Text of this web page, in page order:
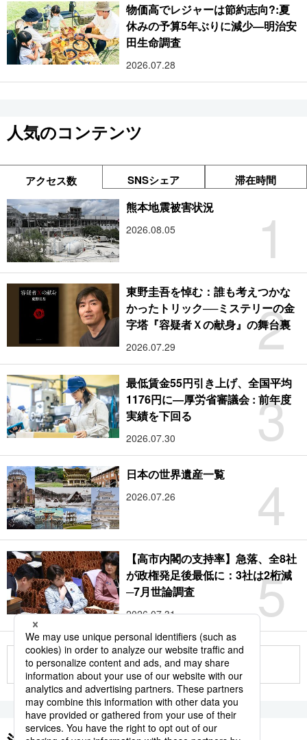
物価高でレジャーは節約志向?:夏
休みの予算5年ぶりに減少―明治安
田生命調査
2026.07.28
人気のコンテンツ
アクセス数 SNSシェア 滞在時間
1
熊本地震被害状況
2026.08.05
2
東野圭吾を悼む：誰も考えつかな
かったトリック──ミステリーの金
字塔『容疑者Ｘの献身』の舞台裏
2026.07.29
3
最低賃金55円引き上げ、全国平均
1176円に―厚労省審議会 : 前年度
実績を下回る
2026.07.30
4
日本の世界遺産一覧
2026.07.26
5
【高市内閣の支持率】急落、全8社
が政権発足後最低に：3社は2桁減
─7月世論調査
2026.07.31
もっと見る